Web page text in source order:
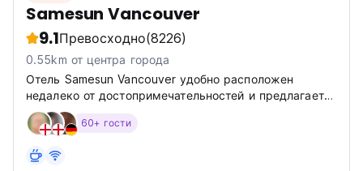
Samesun Vancouver
9.1Превосходно(8226)
0.55km от центра города
Отель Samesun Vancouver удобно расположен
недалеко от достопримечательностей и предлагает
удобные общие кровати с личными удобствами и
недавно отремонтированные ванные комнаты. Здесь
ежедневные мероприятия и ночные мероприятия...
60+ гости